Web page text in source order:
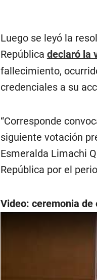
Luego se leyó la
República declaró la
fallecimiento,
credenciales a su
“Corresponde
siguiente votación
Esmeralda Limachi
República por el
Video: ceremonia